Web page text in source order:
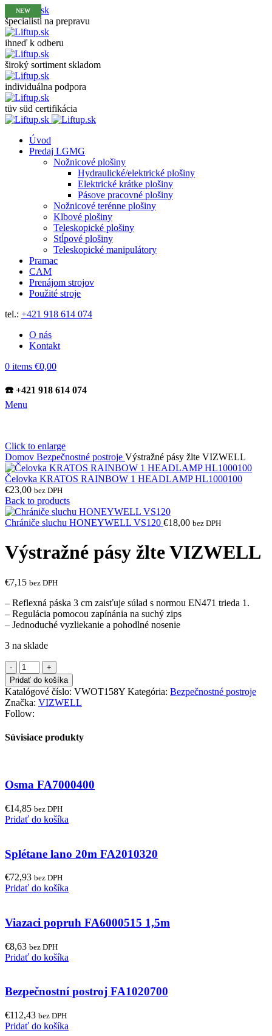
špecialisti na prepravu
ihneď k odberu
široký sortiment skladom
individuálna podpora
tüv süd certifikácia
Úvod
Predaj LGMG
Nožnicové plošiny
Hydraulické/elektrické plošiny
Elektrické krátke plošiny
Pásove pracovné plošiny
Nožnicové terénne plošiny
Klbové plošiny
Teleskopické plošiny
Stĺpové plošiny
Teleskopické manipulátory
Pramac
CAM
Prenájom strojov
Použité stroje
tel.: +421 918 614 074
O nás
Kontakt
0 items €0,00
☎️ +421 918 614 074
Menu
Click to enlarge
Domov Bezpečnostné postroje Výstražné pásy žlte VIZWELL
Čelovka KRATOS RAINBOW 1 HEADLAMP HL1000100
€23,00 bez DPH
Back to products
Chrániče sluchu HONEYWELL VS120 €18,00 bez DPH
Výstražné pásy žlte VIZWELL
€7,15 bez DPH
– Reflexná páska 3 cm zaisťuje súlad s normou EN471 trieda 1.
– Regulácia pomocou zapínánia na suchý zips
– Jednoduché vyzliekanie a pohodlné nosenie
3 na sklade
množstvo
Výstražné
pásy
žlte
VIZWELL
Pridať do košíka
Katalógové číslo: VWOT158Y Kategória: Bezpečnostné postroje
Značka: VIZWELL
Follow:
Súvisiace produkty
NEW
Osma FA7000400
€14,85 bez DPH
Pridať do košíka
Splétane lano 20m FA2010320
€72,93 bez DPH
Pridať do košíka
Viazaci popruh FA6000515 1,5m
€8,63 bez DPH
Pridať do košíka
Bezpečnostní postroj FA1020700
€112,43 bez DPH
Pridať do košíka
NEW